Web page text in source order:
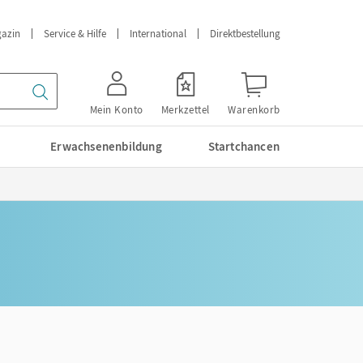
Service & Hilfe International Direktbestellung
Mein Konto Merkzettel Warenkorb
Erwachsenenbildung Startchancen